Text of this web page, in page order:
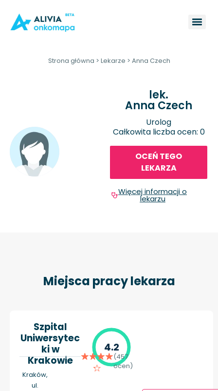
Strona główna > Lekarze > Anna Czech
lek.
Anna Czech
Urolog
Całkowita liczba ocen: 0
OCEŃ TEGO
LEKARZA
Więcej informacji o
lekarzu
Miejsca pracy lekarza
Szpital
Uniwersytec
ki w
Krakowie
Kraków,
ul.
4.2
(457
ocen)